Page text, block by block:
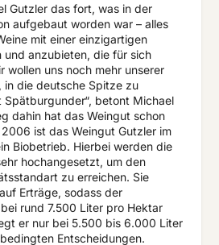
Gutzler das fort, was in der
aufgebaut worden war – alles
mit einer einzigartigen
und anzubieten, die für sich
wollen uns noch mehr unserer
in die deutsche Spitze zu
Spätburgunder“, betont Michael
dahin hat das Weingut schon
ist das Weingut Gutzler im
Biobetrieb. Hierbei werden die
hochangesetzt, um den
zu erreichen. Sie
Erträge, sodass der
rund 7.500 Liter pro Hektar
er nur bei 5.500 bis 6.000 Liter
Entscheidungen.